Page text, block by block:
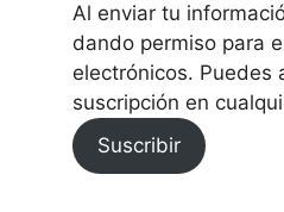
Al enviar tu
dando permiso para
electrónicos. Puedes
suscripción en
Suscribir